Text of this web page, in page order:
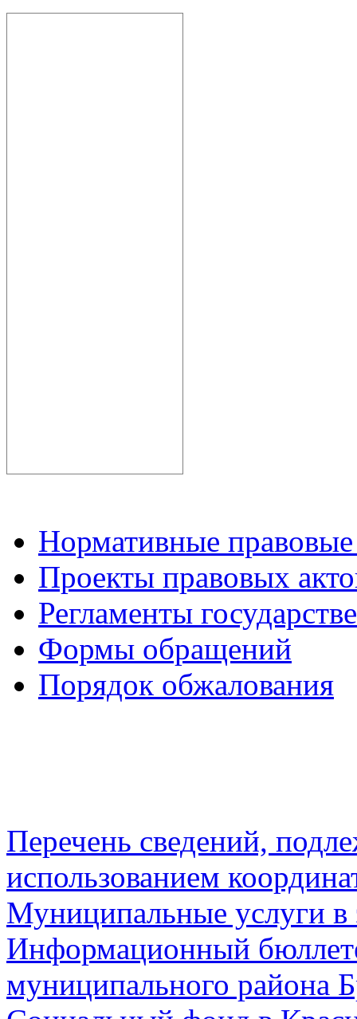
Нормативные
Проекты правовых
Регламенты
Формы обращений
Порядок обжалования
Перечень сведений,
использованием
Муниципальные услуги в
Информационный
муниципального района